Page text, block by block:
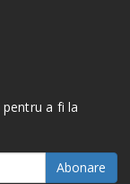
a fi la
Abonare